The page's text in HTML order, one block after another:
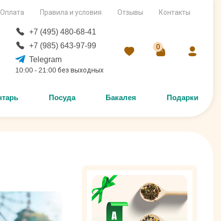
Оплата Правила и условия Отзывы Контакты
+7 (495) 480-68-41
+7 (985) 643-97-99
Telegram
10:00 - 21:00 без выходных
0
Посуда Бакалея Подарки